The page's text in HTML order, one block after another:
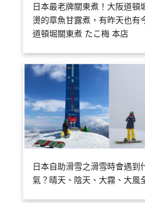
日本最老牌關東煮！大阪道頓
燙的章魚甘露煮，有昨天也有
道頓堀關東煮 たこ梅 本店
日本自助滑雪之滑雪時會遇到
氣？晴天、陰天、大霧、大風